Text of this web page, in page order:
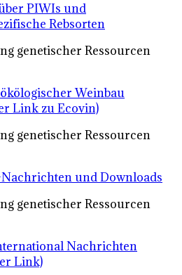
PIWIs und
Rebsorten
genetischer Ressourcen
Weinbau
Link zu Ecovin)
genetischer Ressourcen
und Downloads
genetischer Ressourcen
Nachrichten
Link)